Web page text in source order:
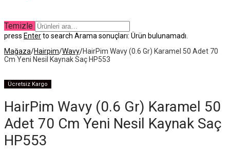
Temizle
press Enterto search Arama sonuçları: Ürün bulunamadı.
Mağaza/Hairpim/Wavy/HairPim Wavy (0.6 Gr) Karamel 50 Adet 70
Cm Yeni Nesil Kaynak Saç HP553
Ücretsiz Kargo
HairPim Wavy (0.6 Gr) Karamel 50
Adet 70 Cm Yeni Nesil Kaynak Saç
HP553